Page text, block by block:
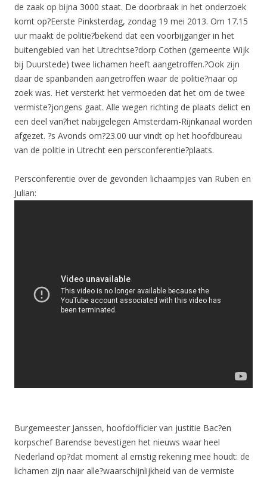
de zaak op bijna 3000 staat. De doorbraak in het onderzoek
komt op?Eerste Pinksterdag, zondag 19 mei 2013. Om 17.15
uur maakt de politie?bekend dat een voorbijganger in het
buitengebied van het Utrechtse?dorp Cothen (gemeente Wijk
bij Duurstede) twee lichamen heeft aangetroffen.?Ook zijn
daar de spanbanden aangetroffen waar de politie?naar op
zoek was. Het versterkt het vermoeden dat het om de twee
vermiste?jongens gaat. Alle wegen richting de plaats delict en
een deel van?het nabijgelegen Amsterdam-Rijnkanaal worden
afgezet. ?s Avonds om?23.00 uur vindt op het hoofdbureau
van de politie in Utrecht een persconferentie?plaats.
Persconferentie over de gevonden lichaampjes van Ruben en
Julian:
Burgemeester Janssen, hoofdofficier van justitie Bac?en
korpschef Barendse bevestigen het nieuws waar heel
Nederland op?dat moment al ernstig rekening mee houdt: de
lichamen zijn naar alle?waarschijnlijkheid van de vermiste